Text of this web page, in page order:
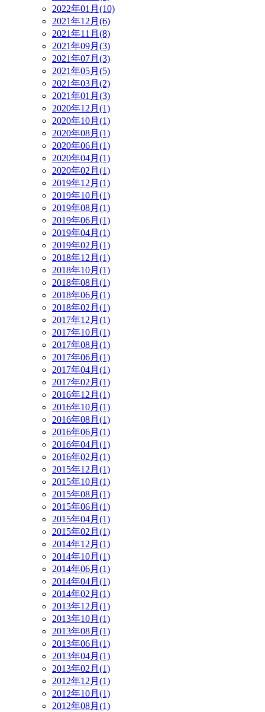
2022年01月(10)
2021年12月(6)
2021年11月(8)
2021年09月(3)
2021年07月(3)
2021年05月(5)
2021年03月(2)
2021年01月(3)
2020年12月(1)
2020年10月(1)
2020年08月(1)
2020年06月(1)
2020年04月(1)
2020年02月(1)
2019年12月(1)
2019年10月(1)
2019年08月(1)
2019年06月(1)
2019年04月(1)
2019年02月(1)
2018年12月(1)
2018年10月(1)
2018年08月(1)
2018年06月(1)
2018年02月(1)
2017年12月(1)
2017年10月(1)
2017年08月(1)
2017年06月(1)
2017年04月(1)
2017年02月(1)
2016年12月(1)
2016年10月(1)
2016年08月(1)
2016年06月(1)
2016年04月(1)
2016年02月(1)
2015年12月(1)
2015年10月(1)
2015年08月(1)
2015年06月(1)
2015年04月(1)
2015年02月(1)
2014年12月(1)
2014年10月(1)
2014年06月(1)
2014年04月(1)
2014年02月(1)
2013年12月(1)
2013年10月(1)
2013年08月(1)
2013年06月(1)
2013年04月(1)
2013年02月(1)
2012年12月(1)
2012年10月(1)
2012年08月(1)